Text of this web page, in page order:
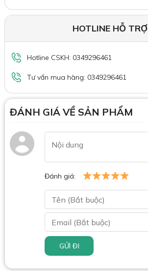
HOTLINE HỖ TRỢ
Hotline CSKH: 0349296461
Tư vấn mua hàng: 0349296461
ĐÁNH GIÁ VỀ SẢN PHẨM
Đánh giá:
GỬI ĐI